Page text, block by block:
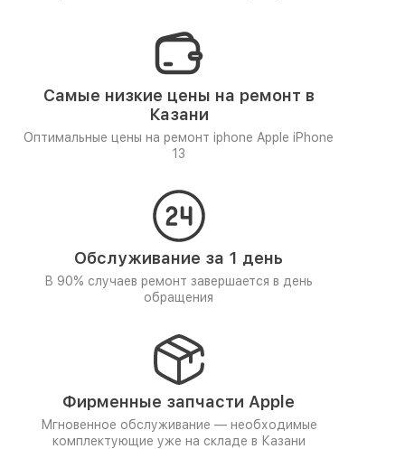
Самые низкие цены на ремонт в
Казани
Оптимальные цены на ремонт iphone Apple iPhone
13
Обслуживание за 1 день
В 90% случаев ремонт завершается в день
обращения
Фирменные запчасти Apple
Мгновенное обслуживание — необходимые
комплектующие уже на складе в Казани